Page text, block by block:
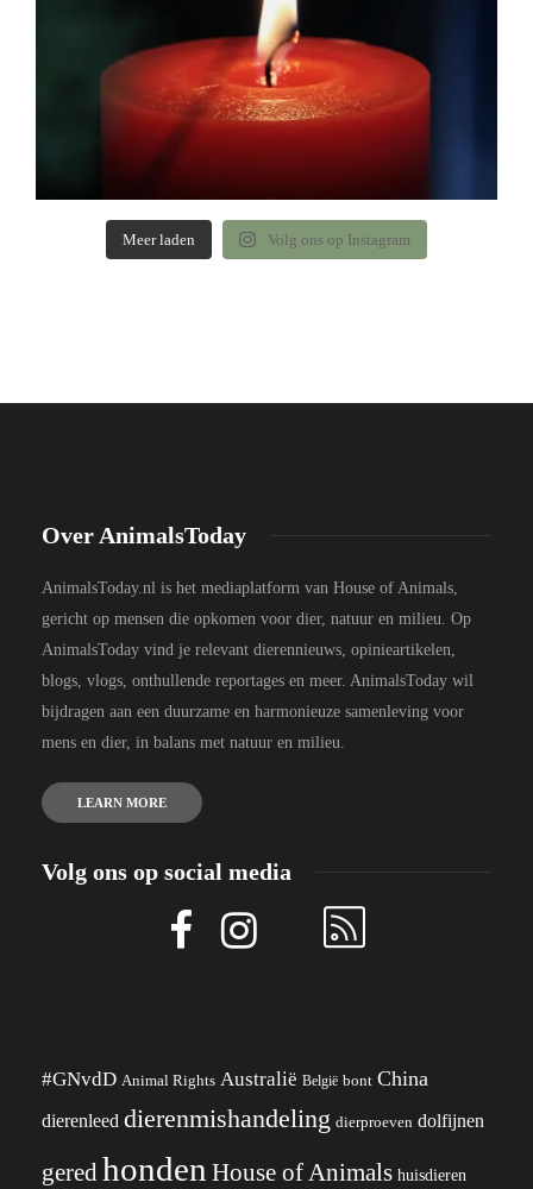
Meer laden Volg ons op Instagram
Over AnimalsToday
AnimalsToday.nl is het mediaplatform van House of Animals,
gericht op mensen die opkomen voor dier, natuur en milieu. Op
AnimalsToday vind je relevant dierennieuws, opinieartikelen,
blogs, vlogs, onthullende reportages en meer. AnimalsToday wil
bijdragen aan een duurzame en harmonieuze samenleving voor
mens en dier, in balans met natuur en milieu.
LEARN MORE
Volg ons op social media
#GNvdD Animal Rights Australië België bont China
dierenleed dierenmishandeling dierproeven dolfijnen
gered honden House of Animals huisdieren